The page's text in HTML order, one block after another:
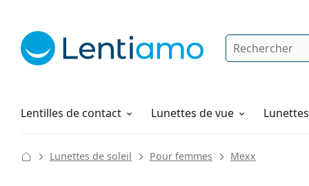
Rechercher
Lentilles de contact
Produits d'entretien Lunettes de vue
Comment commander
Lunettes de soleil Pour femmes Mexx